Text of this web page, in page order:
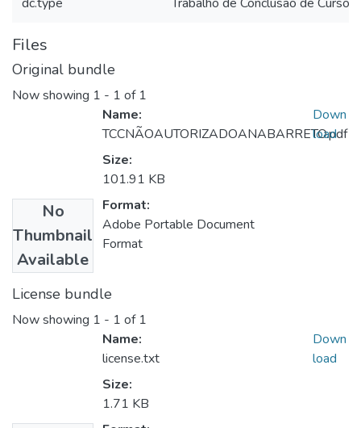
Files
Original bundle
Now showing 1 - 1 of 1
No
Thumbnail
Available
Name:
TCCNÃOAUTORIZADOANABARRETO.pdf
Size:
101.91 KB
Format:
Adobe Portable Document
Format
Down
load
License bundle
Now showing 1 - 1 of 1
Name:
license.txt
Size:
1.71 KB
Down
load